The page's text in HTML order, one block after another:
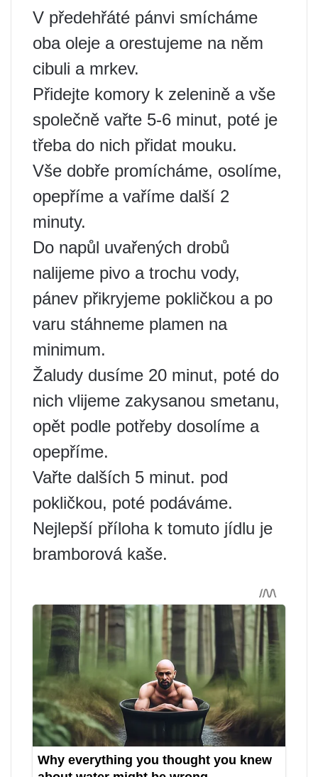
V předehřáté pánvi smícháme
oba oleje a orestujeme na něm
cibuli a mrkev.
Přidejte komory k zelenině a vše
společně vařte 5-6 minut, poté je
třeba do nich přidat mouku.
Vše dobře promícháme, osolíme,
opepříme a vaříme další 2
minuty.
Do napůl uvařených drobů
nalijeme pivo a trochu vody,
pánev přikryjeme pokličkou a po
varu stáhneme plamen na
minimum.
Žaludy dusíme 20 minut, poté do
nich vlijeme zakysanou smetanu,
opět podle potřeby dosolíme a
opepříme.
Vařte dalších 5 minut. pod
pokličkou, poté podáváme.
Nejlepší příloha k tomuto jídlu je
bramborová kaše.